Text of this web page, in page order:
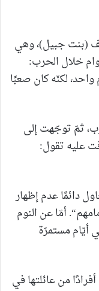
من بيت ليف (بنت جبيل)، وهي
خلال الحرب:
واحد، لكنّه كان صعبًا
ثمّ توجّهت إلى
عليه تقول:
دائمًا عدم إظهار
أمّا عن النوم
أيّام مستمرّة
من عائلتها في